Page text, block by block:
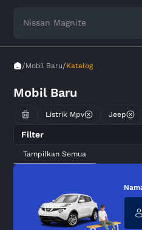
Nissan Magnite
/Mobil Baru/Katalog
Mobil Baru
Listrik Mpv Jeep
Filter
Tampilkan Semua